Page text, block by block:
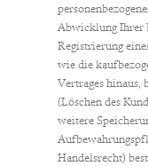
Abwicklung Ihrer
Registrierung
wie die
Vertrages
(Löschen des
weitere
Handelsrecht)